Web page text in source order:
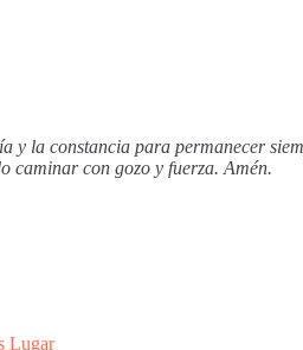
y la constancia para permanecer
caminar con gozo y fuerza. Amén.
Lugar